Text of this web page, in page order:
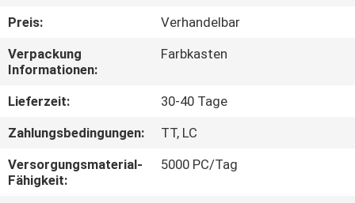
QUALITÄTSKONTROLLE
KONTAKT
MIT
UNS
NEUIGKEITEN
Preis:
Verhandelbar
Verpackung
Informationen:
Farbkasten
Lieferzeit:
30-40 Tage
Zahlungsbedingungen:
TT, LC
Versorgungsmaterial-
Fähigkeit:
5000 PC/Tag